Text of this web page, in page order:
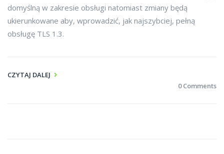
domyślną w zakresie obsługi natomiast zmiany będą
ukierunkowane aby, wprowadzić, jak najszybciej, pełną
obsługę TLS 1.3.
CZYTAJ DALEJ
0 Comments